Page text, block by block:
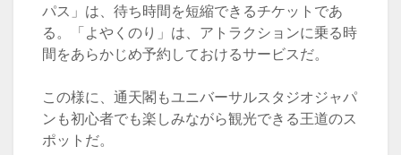
パス」は、待ち時間を短縮できるチケットであ
る。「よやくのり」は、アトラクションに乗る時
間をあらかじめ予約しておけるサービスだ。
この様に、通天閣もユニバーサルスタジオジャパ
ンも初心者でも楽しみながら観光できる王道のス
ポットだ。